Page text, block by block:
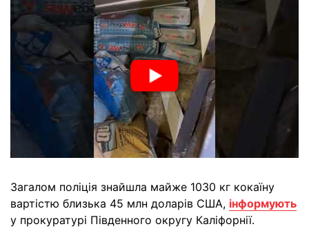
Загалом поліція знайшла майже 1030 кг кокаїну
вартістю близька 45 млн доларів США, інформують
у прокуратурі Південного округу Каліфорнії.